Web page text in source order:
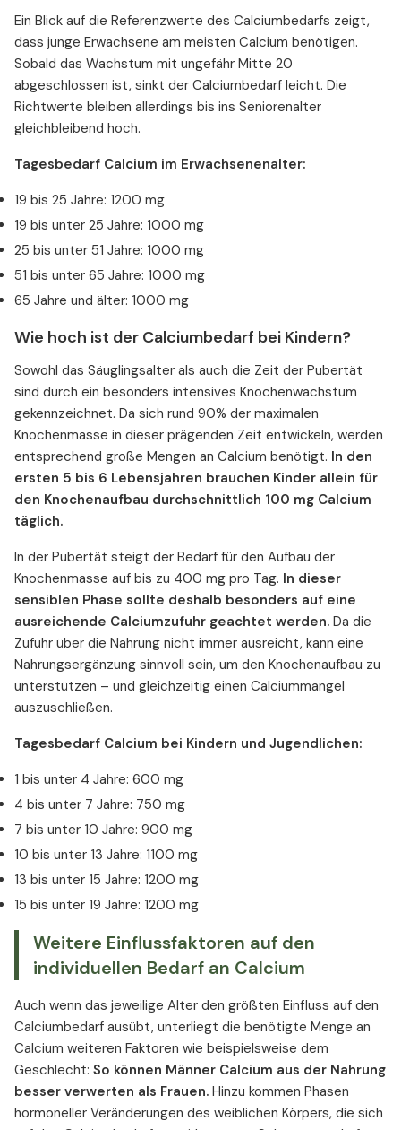
Ein Blick auf die Referenzwerte des Calciumbedarfs zeigt,
dass junge Erwachsene am meisten Calcium benötigen.
Sobald das Wachstum mit ungefähr Mitte 20
abgeschlossen ist, sinkt der Calciumbedarf leicht. Die
Richtwerte bleiben allerdings bis ins Seniorenalter
gleichbleibend hoch.
Tagesbedarf Calcium im Erwachsenenalter:
19 bis 25 Jahre: 1200 mg
19 bis unter 25 Jahre: 1000 mg
25 bis unter 51 Jahre: 1000 mg
51 bis unter 65 Jahre: 1000 mg
65 Jahre und älter: 1000 mg
Wie hoch ist der Calciumbedarf bei Kindern?
Sowohl das Säuglingsalter als auch die Zeit der Pubertät
sind durch ein besonders intensives Knochenwachstum
gekennzeichnet. Da sich rund 90% der maximalen
Knochenmasse in dieser prägenden Zeit entwickeln, werden
entsprechend große Mengen an Calcium benötigt. In den
ersten 5 bis 6 Lebensjahren brauchen Kinder allein für
den Knochenaufbau durchschnittlich 100 mg Calcium
täglich.
In der Pubertät steigt der Bedarf für den Aufbau der
Knochenmasse auf bis zu 400 mg pro Tag. In dieser
sensiblen Phase sollte deshalb besonders auf eine
ausreichende Calciumzufuhr geachtet werden. Da die
Zufuhr über die Nahrung nicht immer ausreicht, kann eine
Nahrungsergänzung sinnvoll sein, um den Knochenaufbau zu
unterstützen – und gleichzeitig einen Calciummangel
auszuschließen.
Tagesbedarf Calcium bei Kindern und Jugendlichen:
1 bis unter 4 Jahre: 600 mg
4 bis unter 7 Jahre: 750 mg
7 bis unter 10 Jahre: 900 mg
10 bis unter 13 Jahre: 1100 mg
13 bis unter 15 Jahre: 1200 mg
15 bis unter 19 Jahre: 1200 mg
Weitere Einflussfaktoren auf den
individuellen Bedarf an Calcium
Auch wenn das jeweilige Alter den größten Einfluss auf den
Calciumbedarf ausübt, unterliegt die benötigte Menge an
Calcium weiteren Faktoren wie beispielsweise dem
Geschlecht: So können Männer Calcium aus der Nahrung
besser verwerten als Frauen. Hinzu kommen Phasen
hormoneller Veränderungen des weiblichen Körpers, die sich